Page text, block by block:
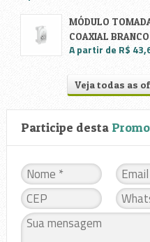
MÓDULO
COAXIAL
A partir de R$
Veja todas as
Participe desta